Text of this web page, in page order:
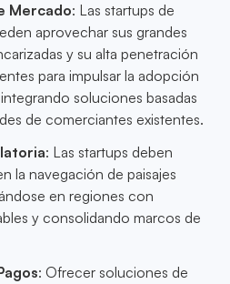
Mercado: Las startups de
aprovechar sus grandes
y su alta penetración
para impulsar la adopción
soluciones basadas
de comerciantes existentes.
: Las startups deben
la navegación de paisajes
en regiones con
y consolidando marcos de
: Ofrecer soluciones de